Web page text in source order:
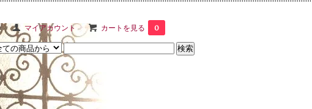
マイアカウント カートを見る 0